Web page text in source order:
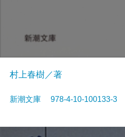
村上春樹／著
新潮文庫 978-4-10-100133-